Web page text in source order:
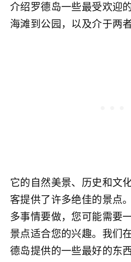
介绍罗德岛一些最受欢迎
海滩到公园，以及介于两
它的自然美景、历史和文
客提供了许多绝佳的景点
多事情要做，您可能需要
景点适合您的兴趣。我们
德岛提供的一些最好的东西